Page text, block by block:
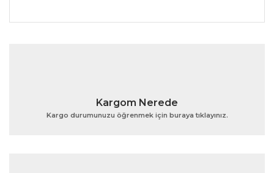
Bu ürünün fiyat bilgisi, resim, ürün açıklamalarında ve
Ürün açıklamasında eksik bilgiler bulunuyor.
Kargom Nerede
Kargo durumunuzu öğrenmek için buraya tıklayınız.